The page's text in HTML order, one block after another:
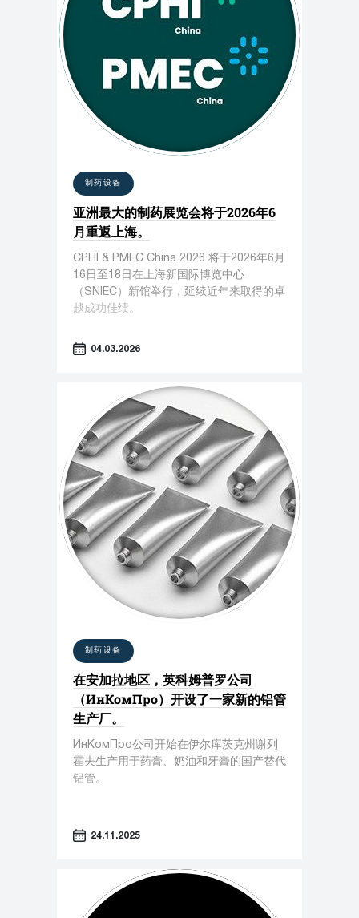
制药设备
亚洲最大的制药展览会将于2026年6
月重返上海。
CPHI & PMEC China 2026 将于2026年6月
16日至18日在上海新国际博览中心
（SNIEC）新馆举行，延续近年来取得的卓
越成功佳绩。
04.03.2026
制药设备
在安加拉地区，英科姆普罗公司
（ИнКомПро）开设了一家新的铝管
生产厂。
ИнКомПро公司开始在伊尔库茨克州谢列
霍夫生产用于药膏、奶油和牙膏的国产替代
铝管。
24.11.2025